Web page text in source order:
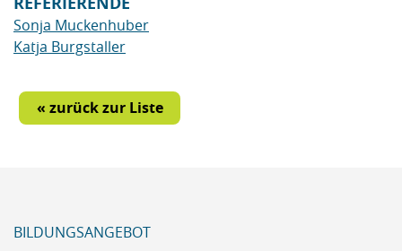
Sonja Muckenhuber
Katja Burgstaller
« zurück zur Liste
BILDUNGSANGEBOT